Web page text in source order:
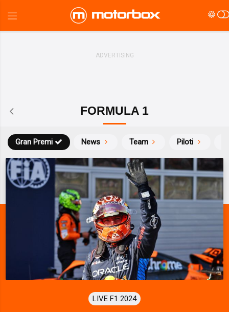
FORMULA 1
News
Gran Premi Team Piloti
LIVE F1 2024